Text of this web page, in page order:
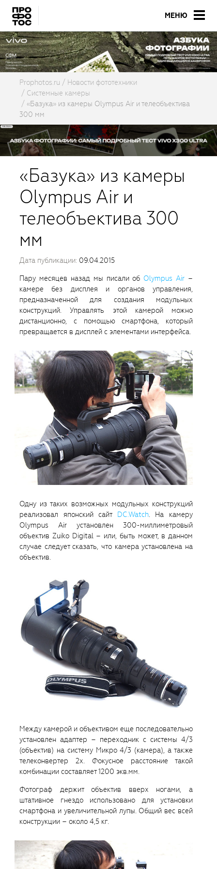
МЕНЮ
Prophotos.ru
Новости фототехники
Системные камеры
«Базука» из камеры Olympus Air и телеобъектива
300 мм
«Базука» из камеры
Olympus Air и
телеобъектива 300
мм
Дата публикации: 09.04.2015
Пару месяцев назад мы писали об Olympus Air –
камере без дисплея и органов управления,
предназначенной для создания модульных
конструкций. Управлять этой камерой можно
дистанционно, с помощью смартфона, который
превращается в дисплей с элементами интерфейса.
Одну из таких возможных модульных конструкций
реализовал японский сайт DC.Watch. На камеру
Olympus Air установлен 300-миллиметровый
объектив Zuiko Digital – или, быть может, в данном
случае следует сказать, что камера установлена на
объектив.
Между камерой и объективом еще последовательно
установлен адаптер – переходник с системы 4/3
(объектив) на систему Микро 4/3 (камера), а также
телеконвертер 2х. Фокусное расстояние такой
комбинации составляет 1200 экв.мм.
Фотограф держит объектив вверх ногами, а
штативное гнездо использовано для установки
смартфона и увеличительной лупы. Общий вес всей
конструкции – около 4,5 кг.